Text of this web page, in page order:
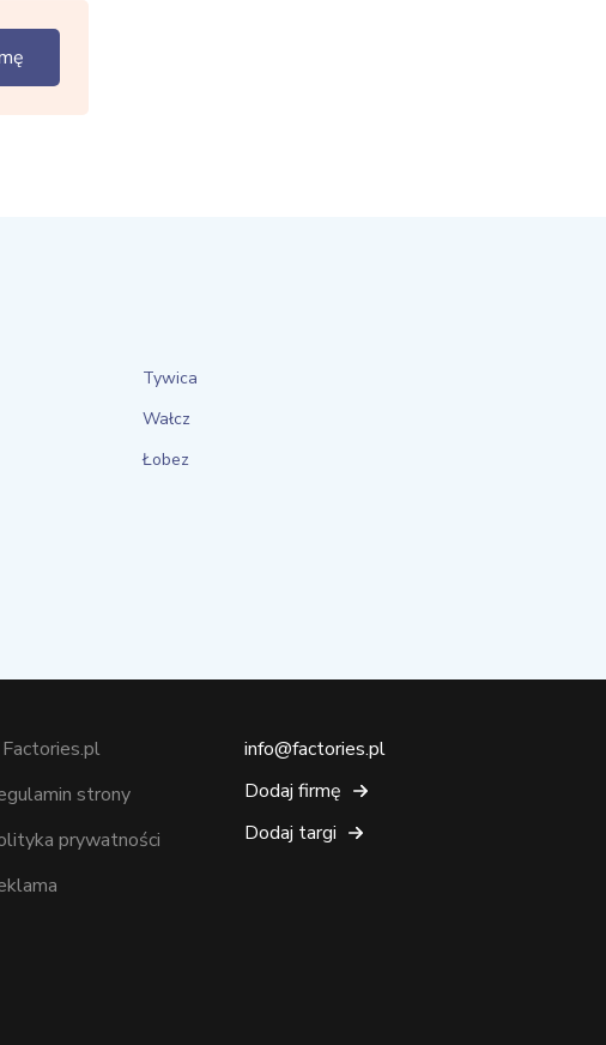
Tywica
Wałcz
Łobez
strony
prywatności
info@factories.pl
Dodaj firmę
Dodaj targi